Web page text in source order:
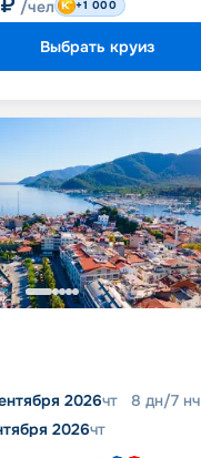
/чел +1 000
Выбрать круиз
2026чт 8 дн/7 нч
2026чт